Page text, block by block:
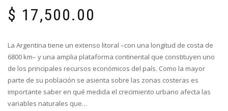
$ 17,500.00
La Argentina tiene un extenso litoral –con una longitud de costa de
6800 km– y una amplia plataforma continental que constituyen uno
de los principales recursos económicos del país. Como la mayor
parte de su población se asienta sobre las zonas costeras es
importante saber en qué medida el crecimiento urbano afecta las
variables naturales que…